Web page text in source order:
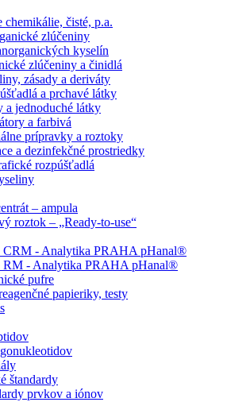
chemikálie, čisté, p.a.
zlúčeniny
kyselín
zlúčeniny a činidlá
zásady a deriváty
a prchavé látky
a jednoduché látky
a farbivá
prípravky a roztoky
a dezinfekčné prostriedky
rozpúšťadlá
– ampula
roztok – „Ready-to-use“
CRM - Analytika PRAHA pHanal®
RM - Analytika PRAHA pHanal®
pufre
papieriky, testy
štandardy
prvkov a iónov